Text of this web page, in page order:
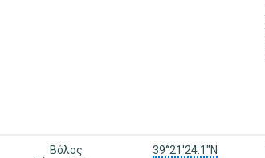
Βόλος
39°21'24.1"N